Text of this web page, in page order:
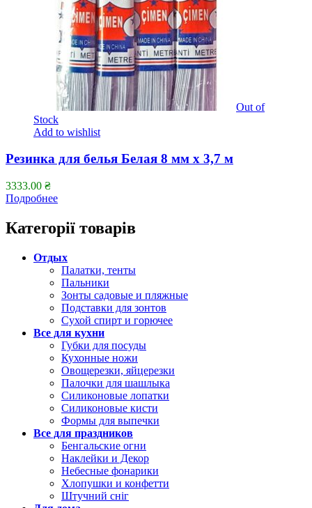
Out of
Stock
Add to wishlist
Резинка для белья Белая 8 мм х 3,7 м
3333.00 ₴
Подробнее
Категорії товарів
Отдых
Палатки, тенты
Пальники
Зонты садовые и пляжные
Подставки для зонтов
Сухой спирт и горючее
Все для кухни
Губки для посуды
Кухонные ножи
Овощерезки, яйцерезки
Палочки для шашлыка
Силиконовые лопатки
Силиконовые кисти
Формы для выпечки
Все для праздников
Бенгальские огни
Наклейки и Декор
Небесные фонарики
Хлопушки и конфетти
Штучний сніг